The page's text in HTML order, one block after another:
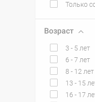
Только
Возраст
3 - 5 лет
6 - 7 лет
8 - 12 лет
13 - 15
16 - 17